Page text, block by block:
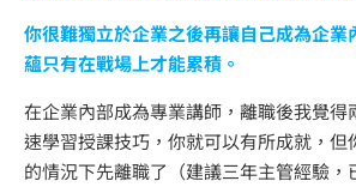
你很難獨立於企業之後再讓自己成為企業
蘊只有在戰場上才能累積。
在企業內部成為專業講師，離職後我覺得
速學習授課技巧，你就可以有所成就，但
的情況下先離職了（建議三年主管經驗，